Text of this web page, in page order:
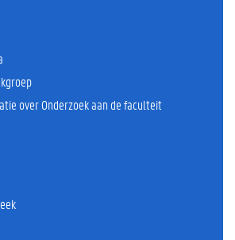
over Onderzoek aan de faculteit